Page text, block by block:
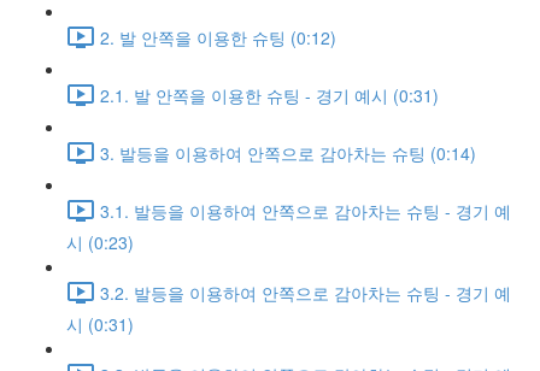
2. 발 안쪽을 이용한 슈팅 (0:12)
2.1. 발 안쪽을 이용한 슈팅 - 경기 예시 (0:31)
3. 발등을 이용하여 안쪽으로 감아차는 슈팅 (0:14)
3.1. 발등을 이용하여 안쪽으로 감아차는 슈팅 - 경기 예
시 (0:23)
3.2. 발등을 이용하여 안쪽으로 감아차는 슈팅 - 경기 예
시 (0:31)